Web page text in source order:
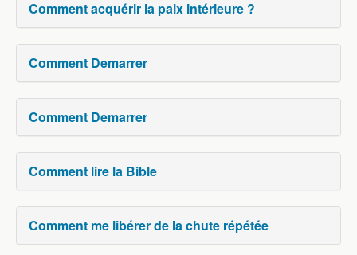
Comment acquérir la paix intérieure ?
Comment Demarrer
Comment Demarrer
Comment lire la Bible
Comment me libérer de la chute répétée